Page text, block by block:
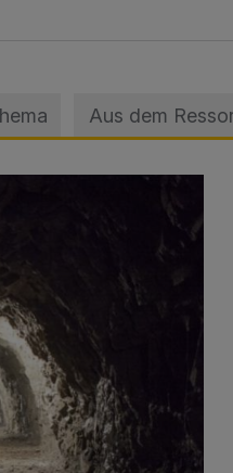
Aus dem